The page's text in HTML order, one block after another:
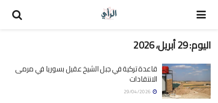
اليوم:29 أبريل، 2026
قاعدة تركية في جبل الشيخ عقيل بسوريا في مرمى
الانتقادات